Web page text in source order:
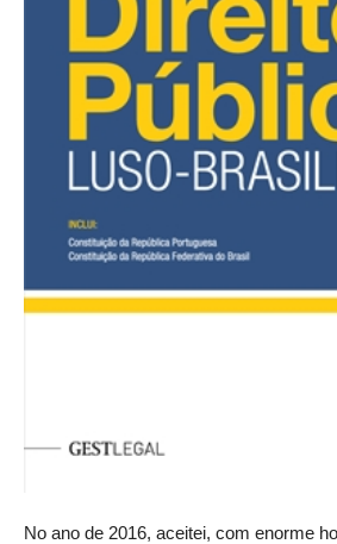
No ano de 2016, aceitei, com enorme